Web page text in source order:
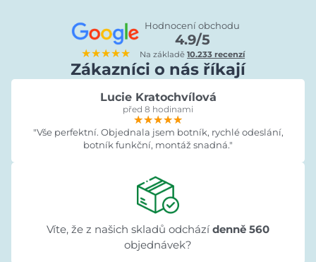
★★★★★
Hodnocení obchodu
4.9/5
Na základě10.233 recenzí
Zákazníci o nás říkají
Lucie Kratochvílová
před 8 hodinami
★★★★★
★★★★★
★★★★★
"Vše perfektní. Objednala jsem botník, rychlé odeslání,
botník funkční, montáž snadná."
Víte, že z našich skladů odchází denně 560
objednávek?